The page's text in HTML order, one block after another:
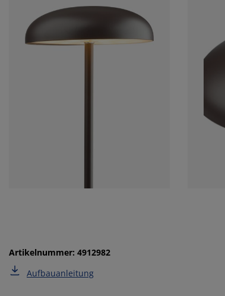
Artikelnummer: 4912982
Aufbauanleitung